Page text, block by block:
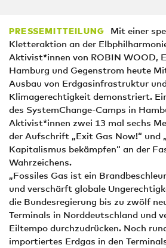
PRESSEMITTEILUNG
Mit einer
Kletteraktion an der
Aktivist*innen von ROBIN WOOD,
Hamburg und Gegenstrom heute
Ausbau von Erdgasinfrastruktur
Klimagerechtigkeit demonstriert.
des SystemChange-Camps in
Aktivist*innen zwei 13 mal sechs
der Aufschrift „Exit Gas Now!“ und
Kapitalismus bekämpfen“ an der
Wahrzeichens.
„Fossiles Gas ist ein
und verschärft globale
die Bundesregierung bis zu zwölf
Terminals in Norddeutschland und
Eiltempo durchzudrücken. Noch
importiertes Erdgas in den